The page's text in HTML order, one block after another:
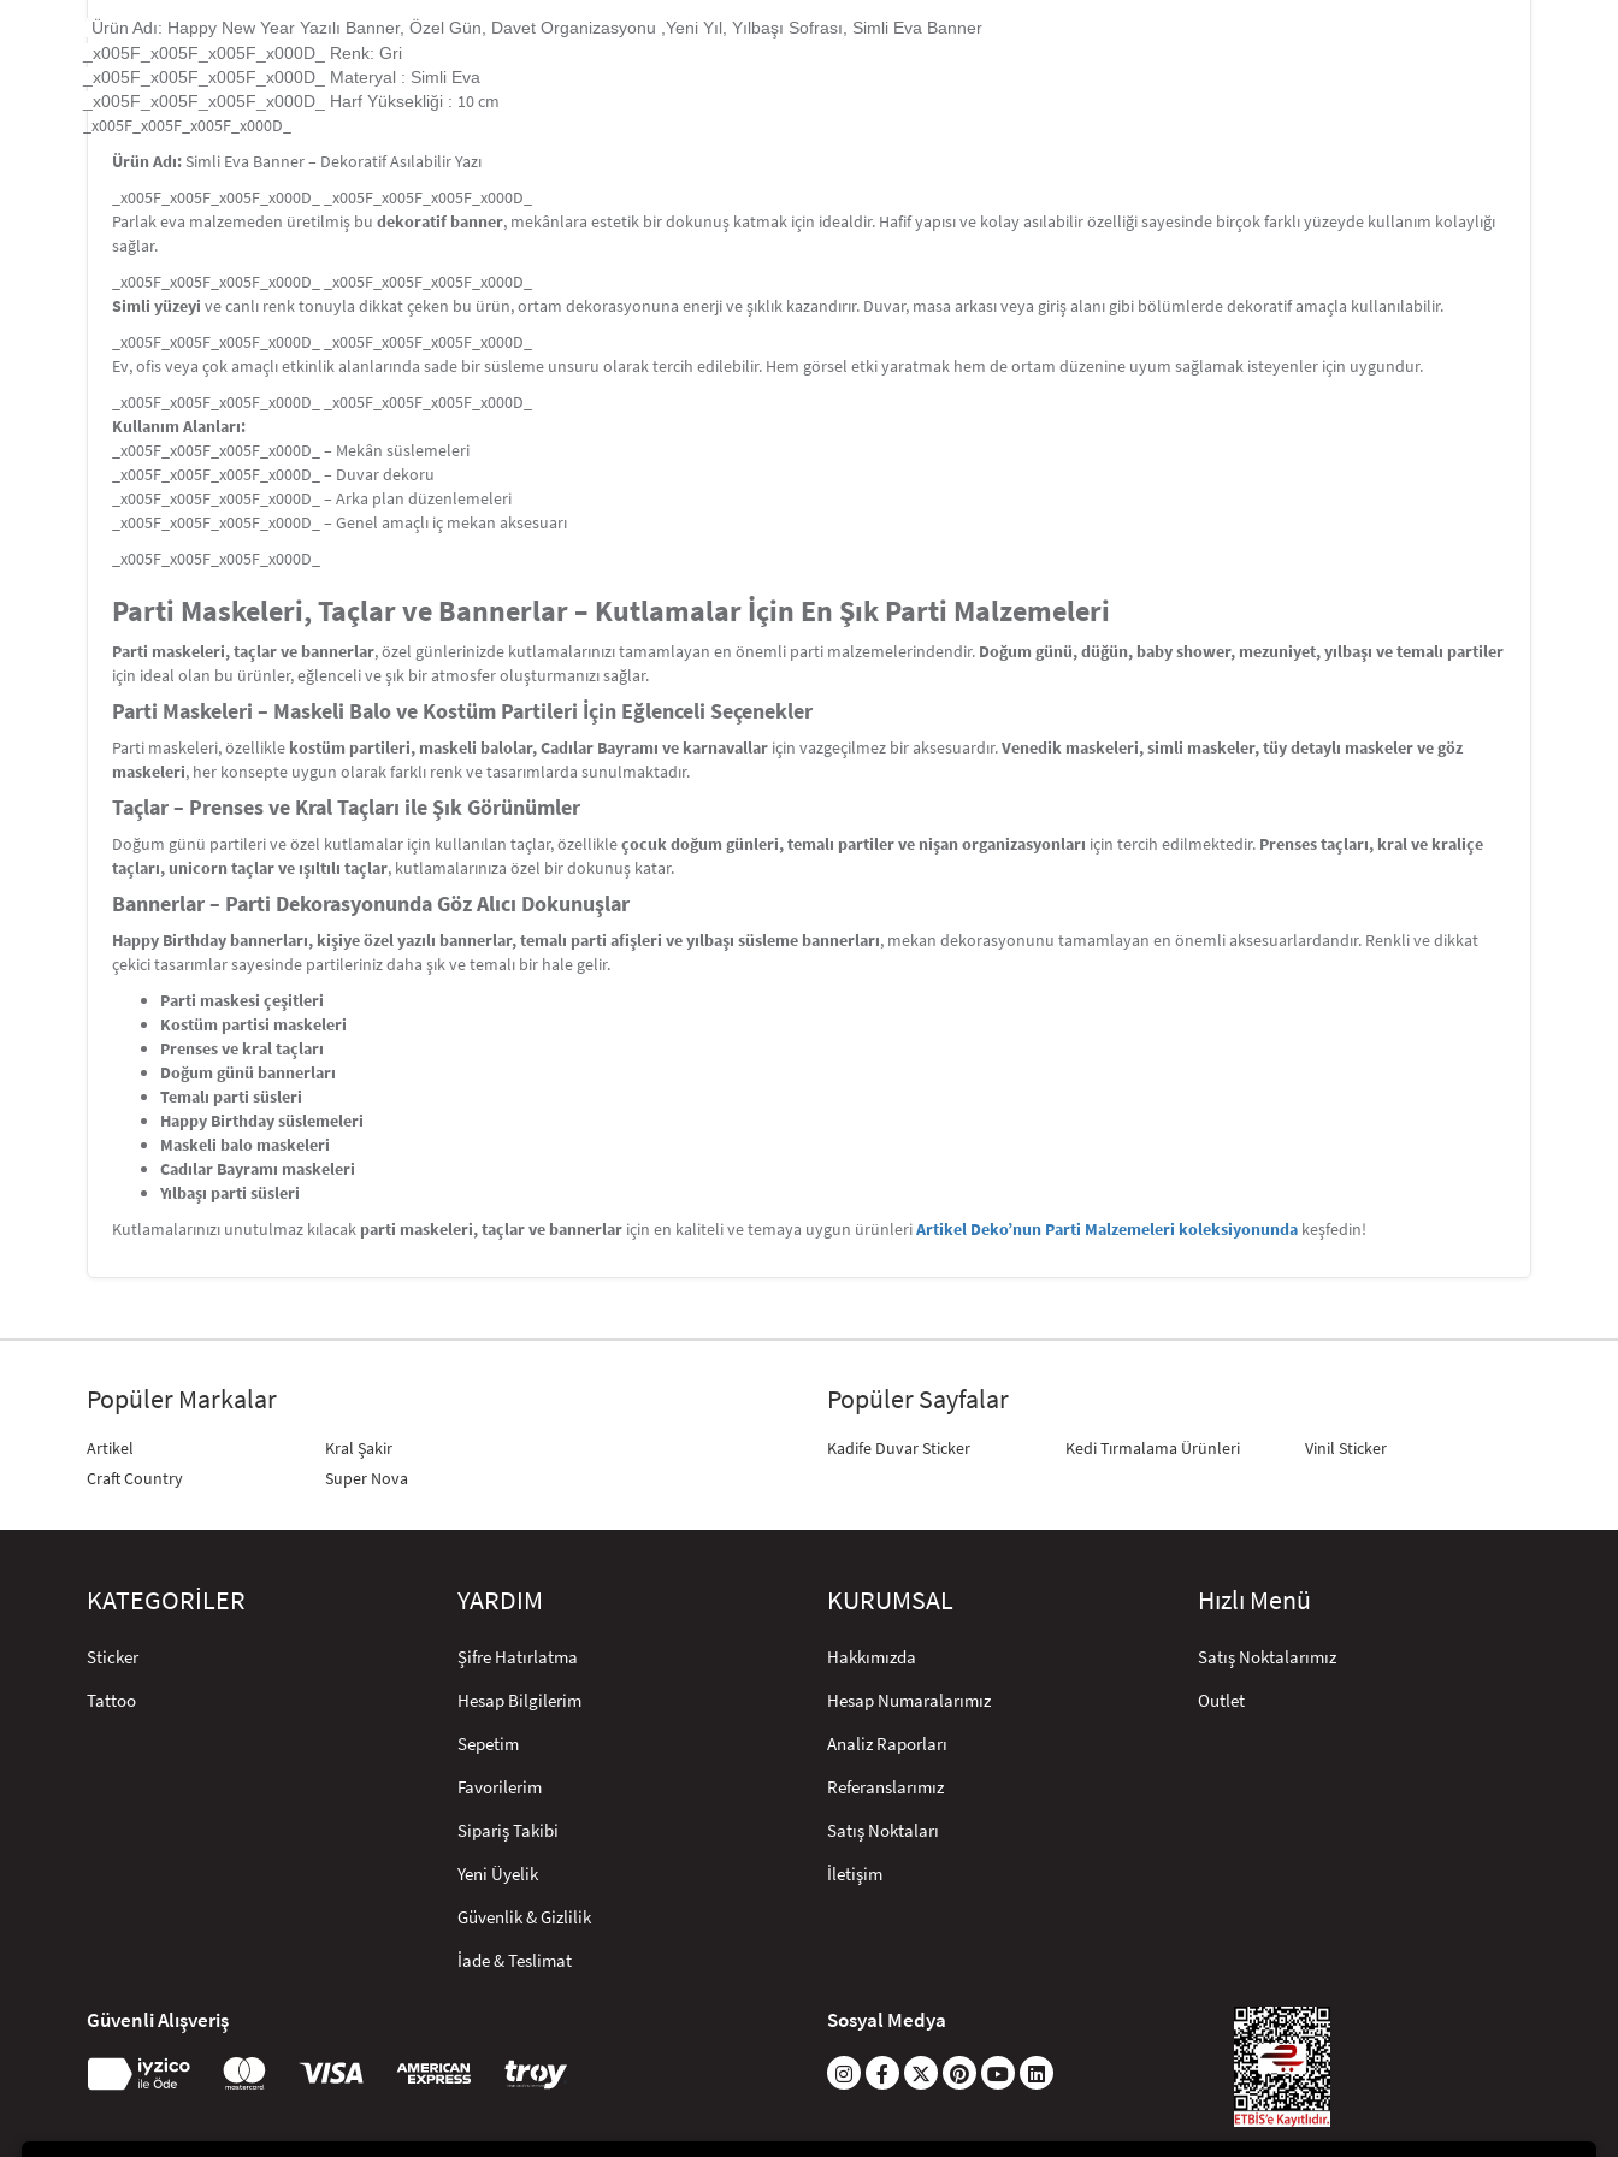
Kutlamalarınızı unutulmaz kılacak
Ürün Adı: Happy New Year Yazılı Banner, Özel Gün, Davet Organizasyonu ,Yeni Yıl, Yılbaşı Sofrası, Simli Eva Banner
_x005F_x005F_x005F_x000D_ Renk: Gri
_x005F_x005F_x005F_x000D_ Materyal : Simli Eva
_x005F_x005F_x005F_x000D_ Harf Yüksekliği : 10 cm
_x005F_x005F_x005F_x000D_
Ürün Adı: Simli Eva Banner – Dekoratif Asılabilir Yazı
_x005F_x005F_x005F_x000D_ _x005F_x005F_x005F_x000D_
Parlak eva malzemeden üretilmiş bu dekoratif banner, mekânlara estetik bir dokunuş katmak için idealdir. Hafif yapısı ve kolay asılabilir özelliği sayesinde birçok farklı yüzeyde kullanım kolaylığı
sağlar.
_x005F_x005F_x005F_x000D_ _x005F_x005F_x005F_x000D_
Simli yüzeyi ve canlı renk tonuyla dikkat çeken bu ürün, ortam dekorasyonuna enerji ve şıklık kazandırır. Duvar, masa arkası veya giriş alanı gibi bölümlerde dekoratif amaçla kullanılabilir.
_x005F_x005F_x005F_x000D_ _x005F_x005F_x005F_x000D_
Ev, ofis veya çok amaçlı etkinlik alanlarında sade bir süsleme unsuru olarak tercih edilebilir. Hem görsel etki yaratmak hem de ortam düzenine uyum sağlamak isteyenler için uygundur.
_x005F_x005F_x005F_x000D_ _x005F_x005F_x005F_x000D_
Kullanım Alanları:
_x005F_x005F_x005F_x000D_ – Mekân süslemeleri
_x005F_x005F_x005F_x000D_ – Duvar dekoru
_x005F_x005F_x005F_x000D_ – Arka plan düzenlemeleri
_x005F_x005F_x005F_x000D_ – Genel amaçlı iç mekan aksesuarı
_x005F_x005F_x005F_x000D_
Parti Maskeleri, Taçlar ve Bannerlar – Kutlamalar İçin En Şık Parti Malzemeleri
Parti maskeleri, taçlar ve bannerlar, özel günlerinizde kutlamalarınızı tamamlayan en önemli parti malzemelerindendir. Doğum günü, düğün, baby shower, mezuniyet, yılbaşı ve temalı partiler
için ideal olan bu ürünler, eğlenceli ve şık bir atmosfer oluşturmanızı sağlar.
Parti Maskeleri – Maskeli Balo ve Kostüm Partileri İçin Eğlenceli Seçenekler
Parti maskeleri, özellikle kostüm partileri, maskeli balolar, Cadılar Bayramı ve karnavallar için vazgeçilmez bir aksesuardır.Venedik maskeleri, simli maskeler, tüy detaylı maskeler ve göz
maskeleri, her konsepte uygun olarak farklı renk ve tasarımlarda sunulmaktadır.
Taçlar – Prenses ve Kral Taçları ile Şık Görünümler
Doğum günü partileri ve özel kutlamalar için kullanılan taçlar, özellikleçocuk doğum günleri, temalı partiler ve nişan organizasyonları için tercih edilmektedir. Prenses taçları, kral ve kraliçe
taçları, unicorn taçlar ve ışıltılı taçlar, kutlamalarınıza özel bir dokunuş katar.
Bannerlar – Parti Dekorasyonunda Göz Alıcı Dokunuşlar
Happy Birthday bannerları, kişiye özel yazılı bannerlar, temalı parti afişleri ve yılbaşı süsleme bannerları, mekan dekorasyonunu tamamlayan en önemli aksesuarlardandır. Renkli ve dikkat
çekici tasarımlar sayesinde partileriniz daha şık ve temalı bir hale gelir.
Parti maskesi çeşitleri
Kostüm partisi maskeleri
Prenses ve kral taçları
Doğum günü bannerları
Temalı parti süsleri
Happy Birthday süslemeleri
Maskeli balo maskeleri
Cadılar Bayramı maskeleri
Yılbaşı parti süsleri
Kutlamalarınızı unutulmaz kılacak parti maskeleri, taçlar ve bannerlar için en kaliteli ve temaya uygun ürünleriArtikel Deko’nun Parti Malzemeleri koleksiyonunda keşfedin!
Popüler Markalar
Artikel
Craft Country
Kral Şakir
Super Nova
Popüler Sayfalar
Kadife Duvar Sticker Kedi Tırmalama Ürünleri Vinil Sticker
KATEGORİLER
Sticker
Tattoo
YARDIM
Şifre Hatırlatma
Hesap Bilgilerim
Sepetim
Favorilerim
Sipariş Takibi
Yeni Üyelik
Güvenlik & Gizlilik
İade & Teslimat
KURUMSAL
Hakkımızda
Hesap Numaralarımız
Analiz Raporları
Referanslarımız
Satış Noktaları
İletişim
Hızlı Menü
Satış Noktalarımız
Outlet
Güvenli Alışveriş Sosyal Medya